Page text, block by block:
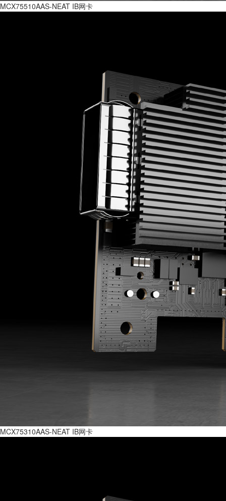
MCX75510AAS-NEAT IB网卡
MCX75310AAS-NEAT IB网卡